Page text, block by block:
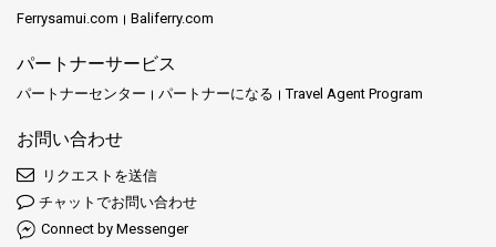
その砂浜に足を踏み入れると、まるで砂粒一つ一つが物語をさ
を故郷とする漁師たちについて語ります。他の物語は、平和や
冒険を求めてここに来た旅行者について語り、その両方を見つ
な喜びを響かせています。そして、遠くないところでは、地元
の市場の静かなざわめきとお祭りの祝いの遠いリズムが聞こえ
ます。木々はそよ風に揺れ、この島の生活のリズムに合わせて
Ferrysamui.com Baliferry.com
パートナーサービス
パートナーセンター パートナーになる Travel Agent Program
お問い合わせ
リクエストを送信
チャットでお問い合わせ
Connect by Messenger